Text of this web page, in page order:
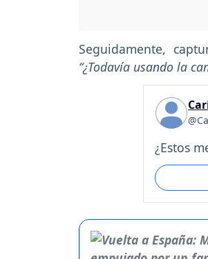
Seguidamente,
“¿Todavía usando la
¿Estos